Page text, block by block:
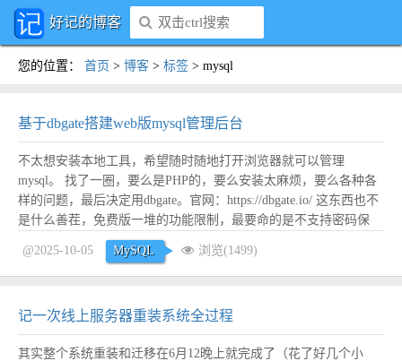
好记的博客
您的位置 ： 首页 > 博客 > 标签 > mysql
基于dbgate搭建web版mysql管理后台
不太想安装本地工具，希望随时随地打开浏览器就可以管理
mysql。 找了一圈，要么是PHP的，要么安装太麻烦，要么各种各
样的问题，最后决定用dbgate。官网：https://dbgate.io/ 这东西也不
是什么善茬，免费版一堆的功能限制，最要命的是不支持密码保
护，主要一部署任何人都可以访问，这个很危险！所以主要是研究
如何最简单的增加密码保护。 安装 dbgatenpm i dbgate-s...
文
@2025-10-05 MySQL 浏览(1499)
记一次线上服务器重装系统全过程
其实整个系统重装和迁移在6月12晚上就完成了（花了好几个小